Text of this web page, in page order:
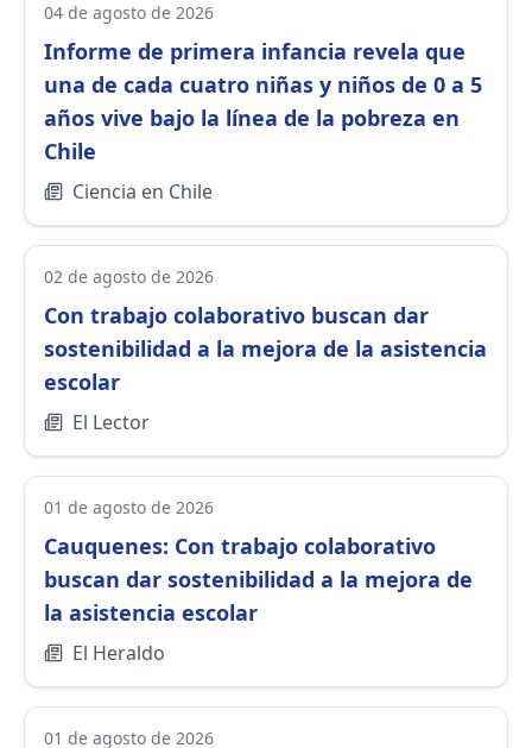
04 de agosto de 2026
Informe de primera infancia revela que
una de cada cuatro niñas y niños de 0 a 5
años vive bajo la línea de la pobreza en
Chile
Ciencia en Chile
02 de agosto de 2026
Con trabajo colaborativo buscan dar
sostenibilidad a la mejora de la asistencia
escolar
El Lector
01 de agosto de 2026
Cauquenes: Con trabajo colaborativo
buscan dar sostenibilidad a la mejora de
la asistencia escolar
El Heraldo
01 de agosto de 2026